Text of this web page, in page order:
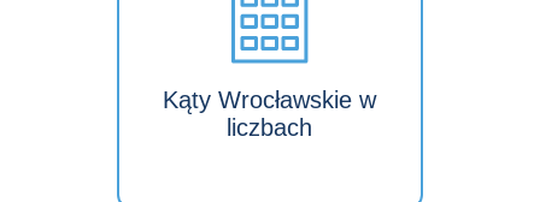
Kąty Wrocławskie w
liczbach